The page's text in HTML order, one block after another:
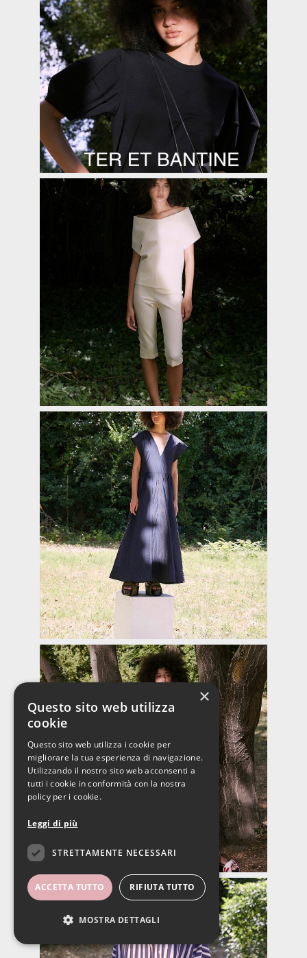
×
Questo sito web utilizza
cookie
Questo sito web utilizza i cookie per
migliorare la tua esperienza di navigazione.
Utilizzando il nostro sito web acconsenti a
tutti i cookie in conformità con la nostra
policy per i cookie.
Leggi di più
STRETTAMENTE NECESSARI
ACCETTA TUTTO RIFIUTA TUTTO
MOSTRA DETTAGLI